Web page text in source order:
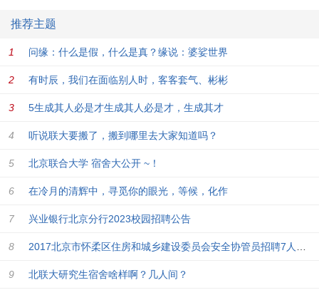
推荐主题
问缘：什么是假，什么是真？缘说：婆娑世界
有时辰，我们在面临别人时，客客套气、彬彬
5生成其人必是才生成其人必是才，生成其才
听说联大要搬了，搬到哪里去大家知道吗？
北京联合大学 宿舍大公开 ~！
在冷月的清辉中，寻觅你的眼光，等候，化作
兴业银行北京分行2023校园招聘公告
2017北京市怀柔区住房和城乡建设委员会安全协管员招聘7人公告
北联大研究生宿舍啥样啊？几人间？